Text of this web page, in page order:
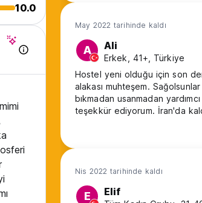
10.0
May 2022 tarihinde kaldı
A Ali
Erkek, 41+, Türkiye
Hostel yeni olduğu için son
alakası muhteşem.
bıkmadan usanmadan
teşekkür ediyorum. İran'da
Nis 2022 tarihinde kaldı
E Elif